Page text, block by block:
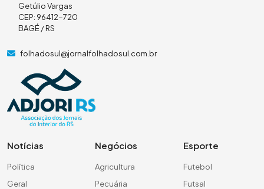
Getúlio Vargas
CEP: 96412-720
BAGÉ / RS
folhadosul@jornalfolhadosul.com.br
Notícias
Política
Geral
Negócios
Agricultura
Pecuária
Esporte
Futebol
Futsal